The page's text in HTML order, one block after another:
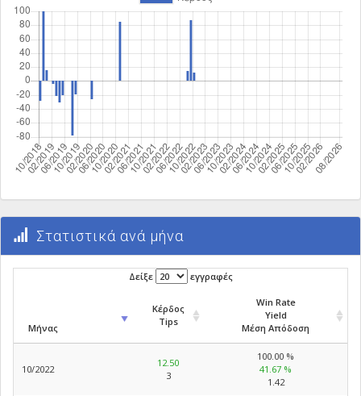
Στατιστικά ανά μήνα
Δείξε εγγραφές
Μήνας
Κέρδος
Tips
Win Rate
Yield
Μέση Απόδοση
10/2022
12.50
3
100.00 %
41.67 %
1.42